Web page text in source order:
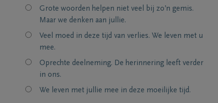
Grote woorden helpen niet veel bij zo’n gemis.
Maar we denken aan jullie.
Veel moed in deze tijd van verlies. We leven met u
mee.
Oprechte deelneming. De herinnering leeft verder
in ons.
We leven met jullie mee in deze moeilijke tijd.